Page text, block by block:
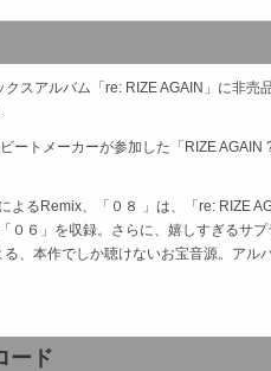
スアルバム「re: RIZE AGAIN」に非
ートメーカーが参加した「RIZE
よるRemix、「０８ 」は、「re: RIZE
０６」を収録。さらに、嬉しすぎるサ
、本作でしか聴けないお宝音源。ア
ード